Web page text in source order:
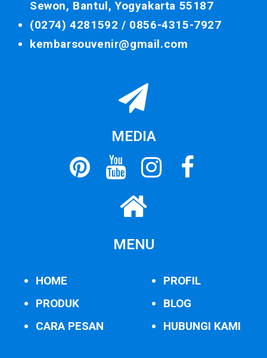
Sewon, Bantul, Yogyakarta 55187
(0274) 4281592 / 0856-4315-7927
kembarsouvenir@gmail.com
MEDIA
MENU
HOME
PRODUK
CARA PESAN
PROFIL
BLOG
HUBUNGI KAMI